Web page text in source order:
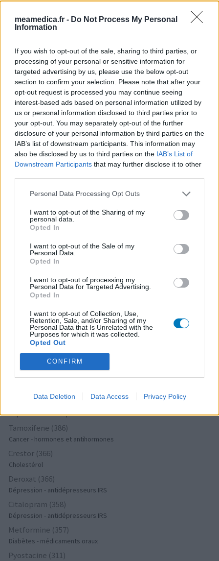
meamedica.fr - Do Not Process My Personal
Information
If you wish to opt-out of the sale, sharing to third parties, or
processing of your personal or sensitive information for
targeted advertising by us, please use the below opt-out
section to confirm your selection. Please note that after your
opt-out request is processed you may continue seeing
interest-based ads based on personal information utilized by
us or personal information disclosed to third parties prior to
your opt-out. You may separately opt-out of the further
disclosure of your personal information by third parties on the
IAB’s list of downstream participants. This information may
also be disclosed by us to third parties on the IAB’s List of
Downstream Participants that may further disclose it to other
Personal Data Processing Opt Outs
I want to opt-out of the Sharing of my
personal data.
Opted In
I want to opt-out of the Sale of my
Personal Data.
Opted In
I want to opt-out of processing my
Personal Data for Targeted Advertising.
Opted In
I want to opt-out of Collection, Use,
Retention, Sale, and/or Sharing of my
Personal Data that Is Unrelated with the
Purposes for which it was collected.
Opted Out
CONFIRM
Data Deletion Data Access Privacy Policy
votre avis 0 réactions
1
Médicaments avec le plus grand nombre d'avis
Levothyrox (1669)
Glande thyroïde - hypothyroïdie (à action lente)
Mirena (1581)
Contraception - autre
Paroxetine (775)
Dépression - antidépresseurs IRS
Effexor (690)
Champix (604)
Toxicomanie
Sertraline (579)
Dépression - antidépresseurs IRS
Lyrica (572)
Epilepsie
Simvastatine (510)
Cholestérol
Amoxicilline (509)
Antibiotiques - pénicillines à large spectre
Seroplex (424)
Cymbalta (418)
Dépression - antidépresseurs autre
Tamoxifene (386)
Cancer - hormones et antihormones
Crestor (366)
Cholestérol
Deroxat (366)
Dépression - antidépresseurs IRS
Citalopram (358)
Dépression - antidépresseurs IRS
Metformine (357)
Diabètes - médicaments oraux
Pyostacine (311)